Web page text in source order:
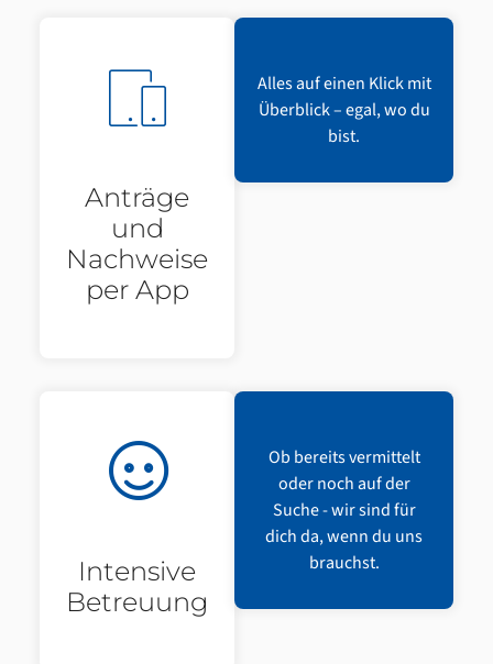
Anträge
und
Nachweise
per App
Alles auf einen Klick mit
Überblick – egal, wo du
bist.
Intensive
Betreuung
Ob bereits vermittelt
oder noch auf der
Suche - wir sind für
dich da, wenn du uns
brauchst.